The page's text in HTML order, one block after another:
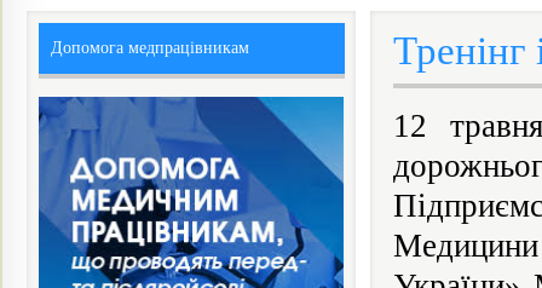
Тренінг
12
Допомога медпрацівникам